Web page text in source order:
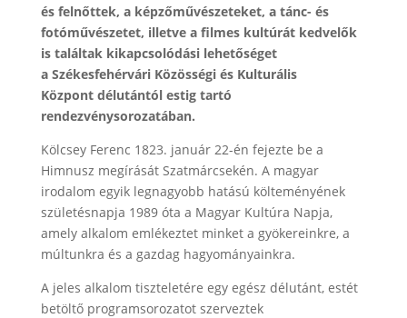
és felnőttek, a képzőművészeteket, a tánc- és
fotóművészetet, illetve a filmes kultúrát kedvelők
is találtak kikapcsolódási lehetőséget
a Székesfehérvári Közösségi és Kulturális
Központ délutántól estig tartó
rendezvénysorozatában.
Kölcsey Ferenc 1823. január 22-én fejezte be a
Himnusz megírását Szatmárcsekén. A magyar
irodalom egyik legnagyobb hatású költeményének
születésnapja 1989 óta a Magyar Kultúra Napja,
amely alkalom emlékeztet minket a gyökereinkre, a
múltunkra és a gazdag hagyományainkra.
A jeles alkalom tiszteletére egy egész délutánt, estét
betöltő programsorozatot szerveztek